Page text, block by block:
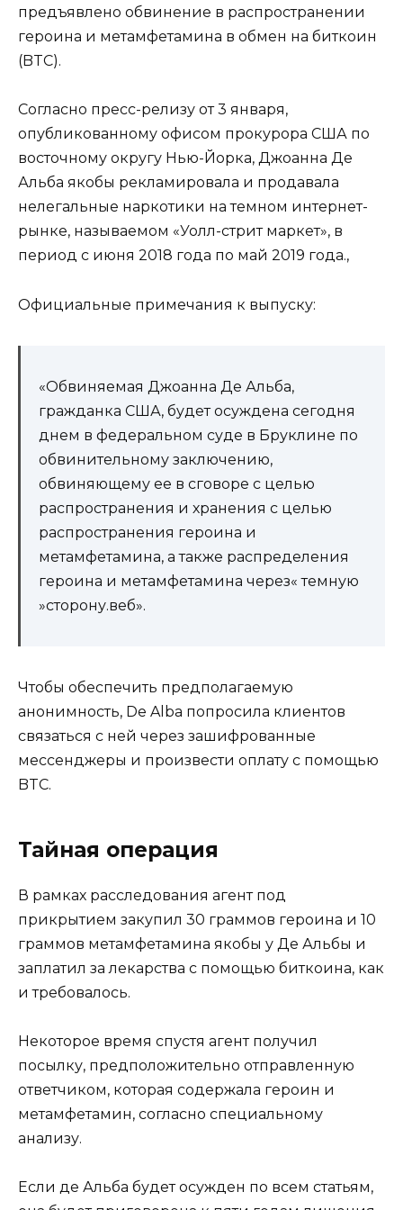
предъявлено обвинение в распространении
героина и метамфетамина в обмен на биткоин
(BTC).
Согласно пресс-релизу от 3 января,
опубликованному офисом прокурора США по
восточному округу Нью-Йорка, Джоанна Де
Альба якобы рекламировала и продавала
нелегальные наркотики на темном интернет-
рынке, называемом «Уолл-стрит маркет», в
период с июня 2018 года по май 2019 года.,
Официальные примечания к выпуску:
«Обвиняемая Джоанна Де Альба,
гражданка США, будет осуждена сегодня
днем ​​в федеральном суде в Бруклине по
обвинительному заключению,
обвиняющему ее в сговоре с целью
распространения и хранения с целью
распространения героина и
метамфетамина, а также распределения
героина и метамфетамина через« темную
»сторону.веб».
Чтобы обеспечить предполагаемую
анонимность, De Alba попросила клиентов
связаться с ней через зашифрованные
мессенджеры и произвести оплату с помощью
BTC.
Тайная операция
В рамках расследования агент под
прикрытием закупил 30 граммов героина и 10
граммов метамфетамина якобы у Де Альбы и
заплатил за лекарства с помощью биткоина, как
и требовалось.
Некоторое время спустя агент получил
посылку, предположительно отправленную
ответчиком, которая содержала героин и
метамфетамин, согласно специальному
анализу.
Если де Альба будет осужден по всем статьям,